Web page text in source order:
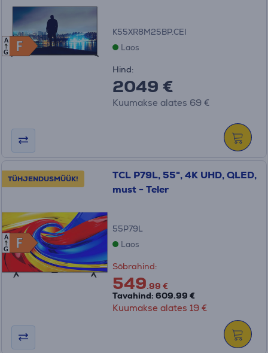
F
F
A
G
K55XR8M25BP.CEI
Laos
Hind:
2049 €
Kuumakse alates 69 €
TÜHJENDUSMÜÜK!
F
F
A
G
TCL P79L, 55", 4K UHD, QLED,
must - Teler
55P79L
Laos
Sõbrahind:
549.99 €
Tavahind: 609.99 €
Kuumakse alates 19 €